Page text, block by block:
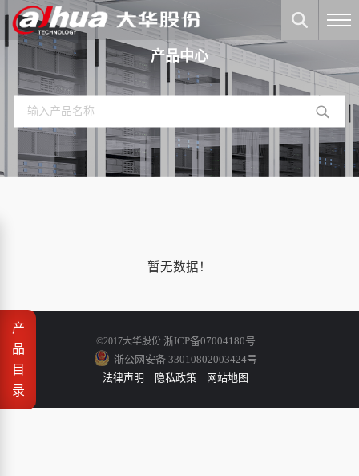
产品中心
产
品
目
录
暂无数据！
©2017大华股份 浙ICP备07004180号
浙公网安备 33010802003424号
法律声明
隐私政策 网站地图